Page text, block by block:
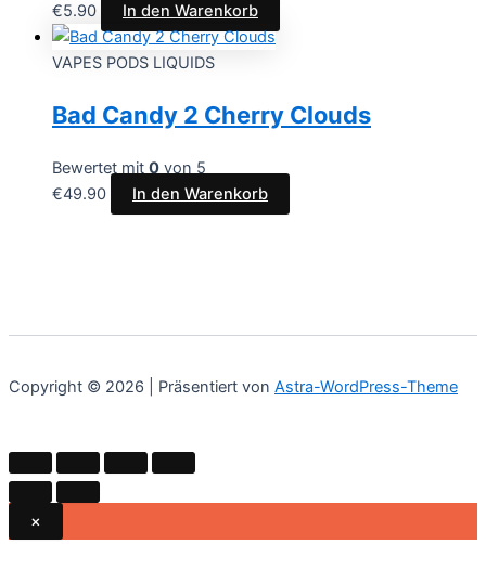
€5.90 In den Warenkorb
VAPES PODS LIQUIDS
Bad Candy 2 Cherry Clouds
Bewertet mit 0 von 5
€49.90 In den Warenkorb
Copyright © 2026 | Präsentiert von Astra-WordPress-Theme
×